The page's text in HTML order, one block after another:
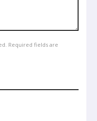
Required fields are